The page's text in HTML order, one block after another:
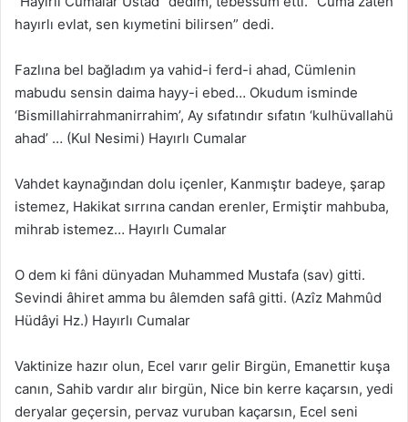
hayırlı evlat, sen kıymetini bilirsen” dedi.
Fazlına bel bağladım ya vahid-i ferd-i ahad, Cümlenin
mabudu sensin daima hayy-i ebed… Okudum isminde
‘Bismillahirrahmanirrahim’, Ay sıfatındır sıfatın ‘kulhüvallahü
ahad’ … (Kul Nesimi) Hayırlı Cumalar
Vahdet kaynağından dolu içenler, Kanmıştır badeye, şarap
istemez, Hakikat sırrına candan erenler, Ermiştir mahbuba,
mihrab istemez… Hayırlı Cumalar
O dem ki fâni dünyadan Muhammed Mustafa (sav) gitti.
Sevindi âhiret amma bu âlemden safâ gitti. (Azîz Mahmûd
Hüdâyi Hz.) Hayırlı Cumalar
Vaktinize hazır olun, Ecel varır gelir Birgün, Emanettir kuşa
canın, Sahib vardır alır birgün, Nice bin kerre kaçarsın, yedi
deryalar geçersin, pervaz vuruban kaçarsın, Ecel seni